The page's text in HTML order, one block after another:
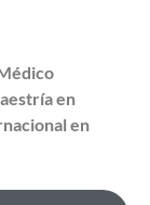
en
en